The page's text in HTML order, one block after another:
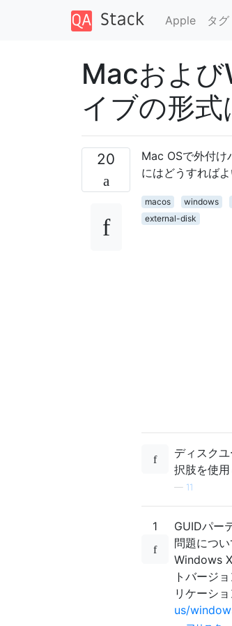
Apple タグ
Macおよ
イブの形式
20
Mac OSで外付け
にはどうすれば
macos windows
external-disk
ディスク
択肢を使
— 11
1
GUIDパー
問題につ
Windows
トバージ
リケーシ
us/